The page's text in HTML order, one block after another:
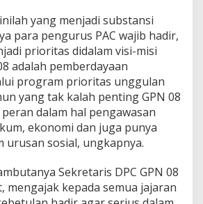
s
yang menjadi substansi
para pengurus PAC wajib hadir,
prioritas didalam visi-misi
adalah pemberdayaan
program prioritas unggulan
yang tak kalah penting GPN 08
dalam hal pengawasan
ekonomi dan juga punya
urusan sosial, ungkapnya.
Sekretaris DPC GPN 08
mengajak kepada semua jajaran